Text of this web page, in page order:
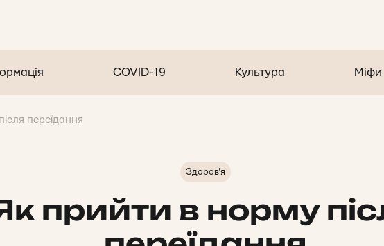
COVID-19 Культура Міфи
переїдання
Здоров'я
прийти в норму